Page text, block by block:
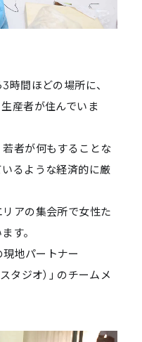
時間ほどの場所に、
産者が住んでいま
者が何もすることな
るような経済的に厳
アの集会所で女性た
す。
地パートナー
タジオ）」のチームメ